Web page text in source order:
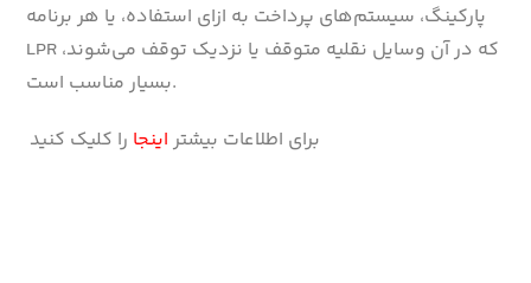
پارکینگ، سیستم‌های پرداخت به ازای استفاده، یا هر برنامه
LPR که در آن وسایل نقلیه متوقف یا نزدیک توقف می‌شوند،
بسیار مناسب است.
برای اطلاعات بیشتر اینجا را کلیک کنید